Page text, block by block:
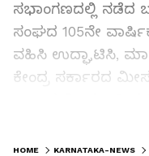
ಸಭಾಂಗಣದಲ್ಲಿ ನಡೆದ
ಸಂಘದ 105ನೇ
ವಹಿಸಿ ಉದ್ಘಾಟಿಸಿ,
ಕೇಂದ್ರ ಸರ್ಕಾರದ
ಮಾಹಿತಿಯನ್ನು
HOME KARNATAKA-NEWS